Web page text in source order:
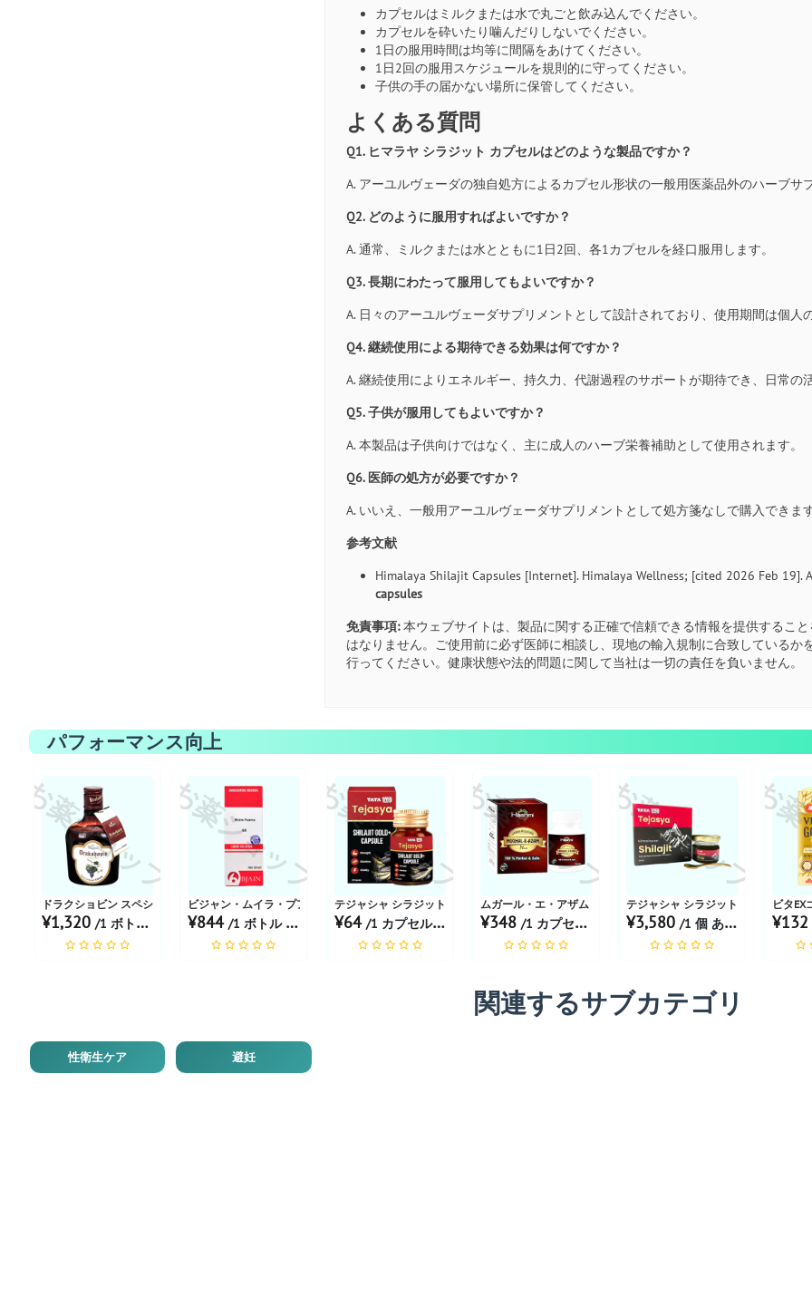
カプセルはミルクまたは水で丸ごと飲み込んでください。
カプセルを砕いたり噛んだりしないでください。
1日の服用時間は均等に間隔をあけてください。
1日2回の服用スケジュールを規則的に守ってください。
子供の手の届かない場所に保管してください。
よくある質問
Q1. ヒマラヤ シラジット カプセルはどのような製品ですか？
A. アーユルヴェーダの独自処方によるカプセル形状の一般用医薬品外のハーブサ
Q2. どのように服用すればよいですか？
A. 通常、ミルクまたは水とともに1日2回、各1カプセルを経口服用します。
Q3. 長期にわたって服用してもよいですか？
A. 日々のアーユルヴェーダサプリメントとして設計されており、使用期間は個人
Q4. 継続使用による期待できる効果は何ですか？
A. 継続使用によりエネルギー、持久力、代謝過程のサポートが期待でき、日常の
Q5. 子供が服用してもよいですか？
A. 本製品は子供向けではなく、主に成人のハーブ栄養補助として使用されます。
Q6. 医師の処方が必要ですか？
A. いいえ、一般用アーユルヴェーダサプリメントとして処方箋なしで購入できます
参考文献
Himalaya Shilajit Capsules [Internet]. Himalaya Wellness; [cited 2026 Feb 19].
capsules
免責事項:本ウェブサイトは、製品に関する正確で信頼できる情報を提供するこ
はなりません。ご使用前に必ず医師に相談し、現地の輸入規制に合致している
行ってください。健康状態や法的問題に関して当社は一切の責任を負いません。
パフォーマンス向上
お薬ショップ
ドラクショビン スペシャルトニック
¥1,320 /1 ボトル あたり
お薬ショップ
ビジャン・ムイラ・プアマ 希釈6倍
¥844/1 ボトル あたり
お薬ショップ
テジャシャ シラジット ゴールド+
¥64 /1 カプセル あたり
お薬ショップ
ムガール・エ・アザム・プラス
¥348 /1 カプセル あたり
お薬ショップ
テジャシャ シラジット レジン
¥3,580 /1 個 あたり
お
ビタEX
関連するサブカテゴリ
性衛生ケア 避妊